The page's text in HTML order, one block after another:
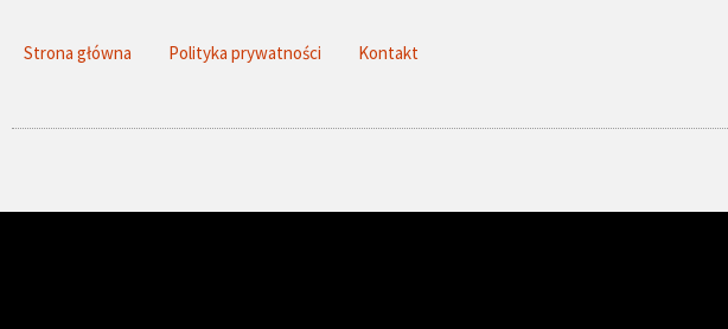
Strona główna Polityka prywatności Kontakt